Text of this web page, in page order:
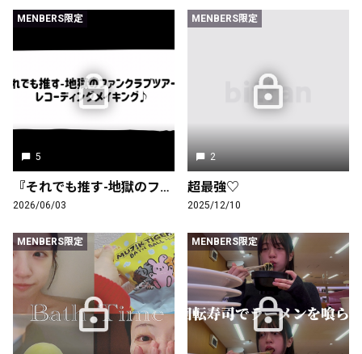
MENBERS限定
5
『それでも推す-地獄のファンクラブツアー-』レコーディングメイキング
2026/06/03
MENBERS限定
2
超最強♡
2025/12/10
MENBERS限定 MENBERS限定